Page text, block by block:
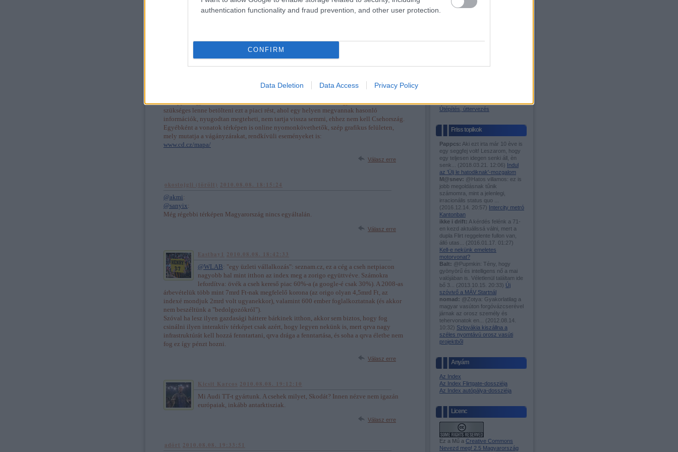
authentication functionality and fraud prevention, and other user protection.
CONFIRM
Data Deletion Data Access Privacy Policy
BKV-figyelő
Ütemes menetrend
Útépítés, úttervezés
Friss topikok
Pappcs: Aki ezt irta már 10 ève is
egy seggfej volt! Leszarom, hogy
egy teljesen idegen senki áll, èn
senk... (2018.03.21. 12:06) Indul
az 'Ülj le hatodiknak'-mozgalom
M@snev: @Hatos villamos: ez is
jobb megoldásnak tűnik
számomra, mint a jelenlegi,
irracionális status quo ...
(2016.12.14. 20:57) Intercity metró
Kantonban
ikke i drift: A kérdés felénk a 71-
en kezd aktuálissá válni, mert a
dupla Flirt reggelente fullon van,
álló utas... (2016.01.17. 01:27)
Kell-e nekünk emeletes
motorvonat?
Balt: @Pupmkin: Tény, hogy
gyönyörű és intelligens nő a mai
valójában is. Véletlenül találtam ide
bő 3... (2013.10.15. 20:33) Új
szóvivő a MÁV Startnál
nomad: @Zotya: Gyakorlatilag a
magyar vasúton forgóvázcserével
járnak az orosz személy és
tehervonatok en... (2012.08.14.
10:32) Szlovákia kiszállna a
széles nyomtávú orosz vasúti
projektből
Anyám
Az Index
Az Index Flirtgate-dossziéja
Az Index autópálya-dossziéja
Licenc
Ez a Mű a Creative Commons
Nevezd meg! 2.5 Magyarország
belenagyítunk egy-egy településbe, nemcsak az utcanevek láthatók, de a városi
közlekedési megállók, bankautomaták, szállodák, éttermek, műemlékek is, sok
www.utvonalterv.hu/címen találod meg.
A mapy.cz egy üzleti vállalkozás által üzemeltett oldal. ha bárki úgy érzi, nálunk is
szükséges lenne betölteni ezt a piaci rést, ahol egy helyen megvannak hasonló
információk, nyugodtan megteheti, nem tartja vissza semmi, ehhez nem kell Csehország.
Egyébként a vonatok térképen is online nyomonkövethetők, szép grafikus felületen,
mely mutatja a vágányzárakat, rendkívüli eseményeket is:
www.cd.cz/mapa/
Válasz erre
okostojgli (törölt) 2010.08.08. 18:15:24
@akmi:
@sanyix:
Még régebbi térképen Magyarország nincs egyáltalán.
Válasz erre
Eastbay1 2010.08.08. 18:42:33
@WLAB: "egy üzleti vállalkozás": seznam.cz, ez a cég a cseh netpiacon
nagyobb hal mint itthon az index meg a zorigo együttvéve. Számokra
lefordítva: övék a cseh kereső piac 60%-a (a google-é csak 30%). A 2008-as
árbevételük több mint 7mrd Ft-nak megfelelő korona (az origo olyan 4,5mrd Ft, az
indexé mondjuk 2mrd volt ugyanekkor), valamint 600 ember foglalkoztatnak (és akkor
nem beszéltünk a "bedolgozókról").
Szóval ha lesz ilyen gazdasági háttere bárkinek itthon, akkor sem biztos, hogy fog
csinálni ilyen interaktív térképet csak azért, hogy legyen nekünk is, mert qrva nagy
infrastruktúrát kell hozzá fenntartani, qrva drága a fenntartása, és soha a qrva életbe nem
fog ez így pénzt hozni.
Válasz erre
Kicsit Karcos 2010.08.08. 19:12:10
Mi Audi TT-t gyártunk. A csehek milyet, Skodát? Innen nézve nem igazán
európaiak, inkább antarktisziak.
Válasz erre
adört 2010.08.08. 19:33:51